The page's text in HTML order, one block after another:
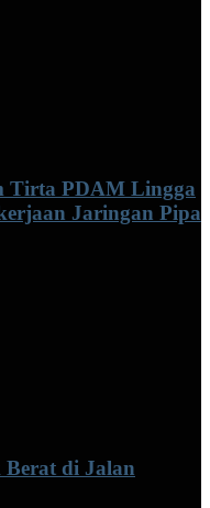
Tirta PDAM Lingga
Jaringan Pipa
di Jalan